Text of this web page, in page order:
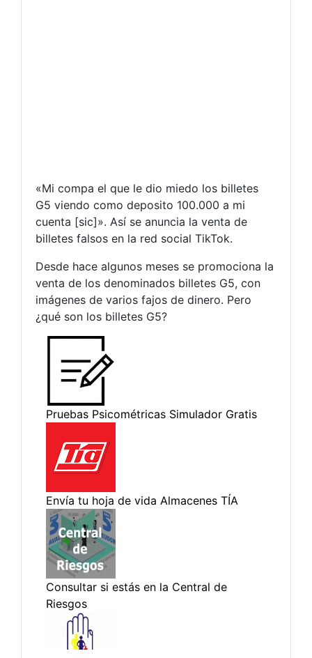
«Mi compa el que le dio miedo los billetes
G5 viendo como deposito 100.000 a mi
cuenta [sic]». Así se anuncia la venta de
billetes falsos en la red social TikTok.
Desde hace algunos meses se promociona la
venta de los denominados billetes G5, con
imágenes de varios fajos de dinero. Pero
¿qué son los billetes G5?